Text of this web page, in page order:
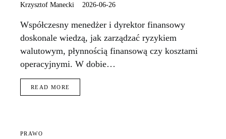
Krzysztof Manecki 2026-06-26
Współczesny menedżer i dyrektor finansowy
doskonale wiedzą, jak zarządzać ryzykiem
walutowym, płynnością finansową czy kosztami
operacyjnymi. W dobie…
READ MORE
PRAWO